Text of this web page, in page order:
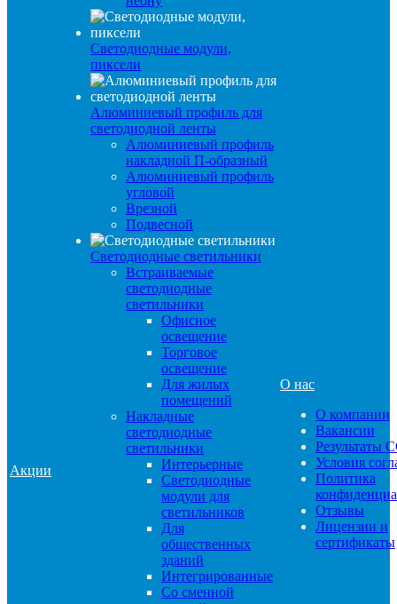
Акции
Светодиодные модули,
пиксели
Алюминиевый профиль для
светодиодной ленты
Алюминиевый профиль
накладной П-образный
Алюминиевый профиль
угловой
Врезной
Подвесной
Светодиодные светильники
Встраиваемые
светодиодные
светильники
Офисное
освещение
Торговое
освещение
Для жилых
помещений
Накладные
светодиодные
светильники
Интерьерные
Светодиодные
модули для
светильников
Для
общественных
зданий
Интегрированные
Со сменной
О нас
О компании
Вакансии
Результаты
Условия
Политика
Отзывы
Лицензии и
сертификаты